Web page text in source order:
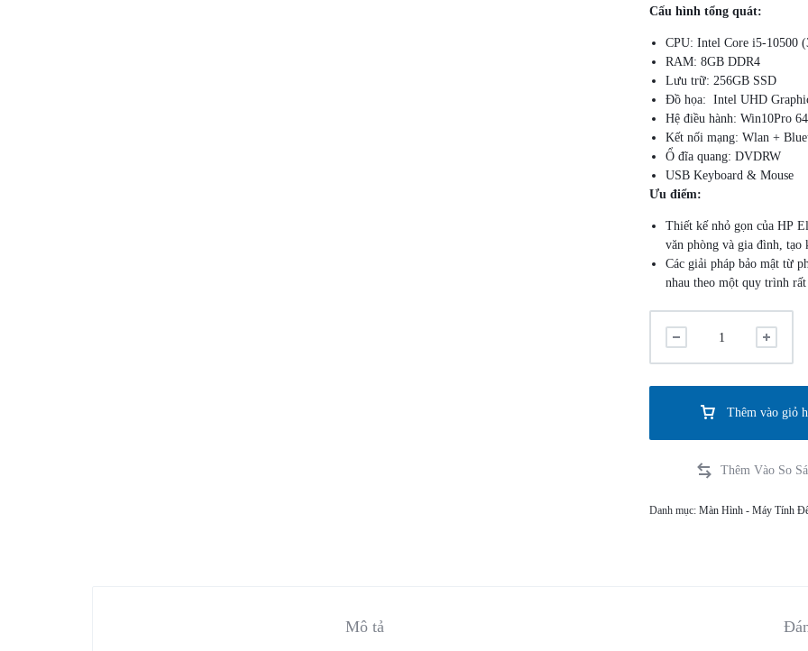
Cấu hình tổng quát:
CPU: Intel Core i5-10500
RAM: 8GB DDR4
Lưu trữ: 256GB SSD
Đồ họa: Intel UHD
Hệ điều hành: Win10Pro
Kết nối mạng: Wlan +
Ổ đĩa quang: DVDRW
USB Keyboard & Mouse
Ưu điểm:
Thiết kế nhỏ gọn của HP
văn phòng và gia đình, tạo
Các giải pháp bảo mật từ
nhau theo một quy trình
Thêm vào giỏ
Danh mục:Màn Hình - Máy Tính
Mô tả